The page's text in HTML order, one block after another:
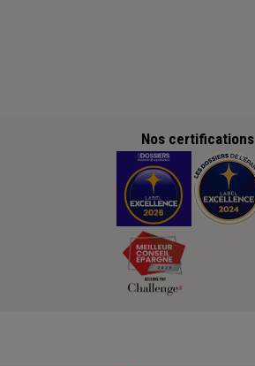
Nos certifications